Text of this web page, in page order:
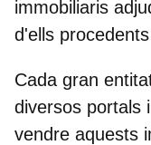
immobiliaris
d'ells
Cada gran
diversos portals
vendre aquests